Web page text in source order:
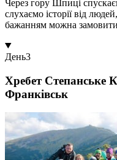
Через гору Шпиці
слухаємо історії від
бажанням можна
День3
Хребет Степанське
Франківськ